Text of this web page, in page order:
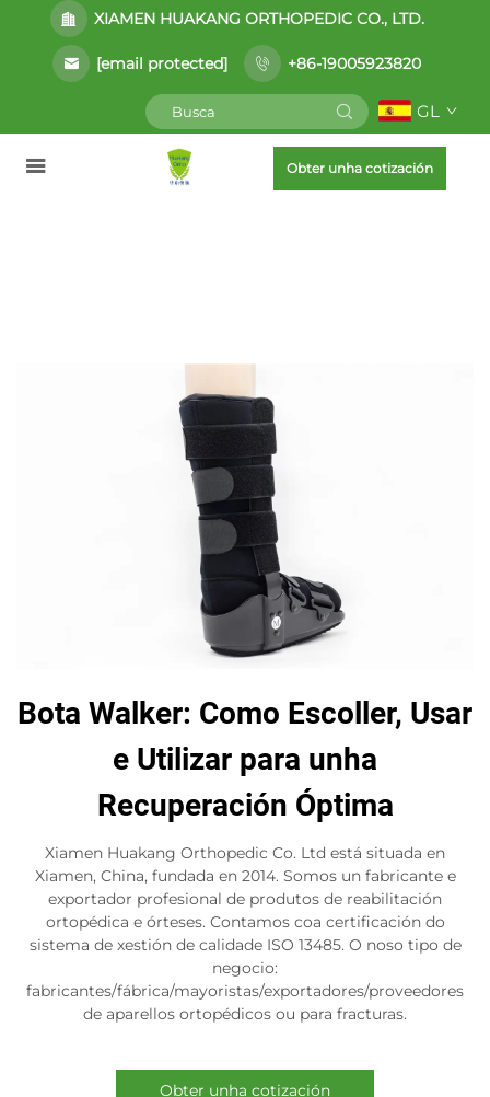
XIAMEN HUAKANG ORTHOPEDIC CO., LTD.
[email protected] +86-19005923820
GL
Obter unha cotización
Bota Walker: Como Escoller, Usar
e Utilizar para unha
Recuperación Óptima
Xiamen Huakang Orthopedic Co. Ltd está situada en
Xiamen, China, fundada en 2014. Somos un fabricante e
exportador profesional de produtos de reabilitación
ortopédica e órteses. Contamos coa certificación do
sistema de xestión de calidade ISO 13485. O noso tipo de
negocio:
fabricantes/fábrica/mayoristas/exportadores/proveedores
de aparellos ortopédicos ou para fracturas.
Obter unha cotización